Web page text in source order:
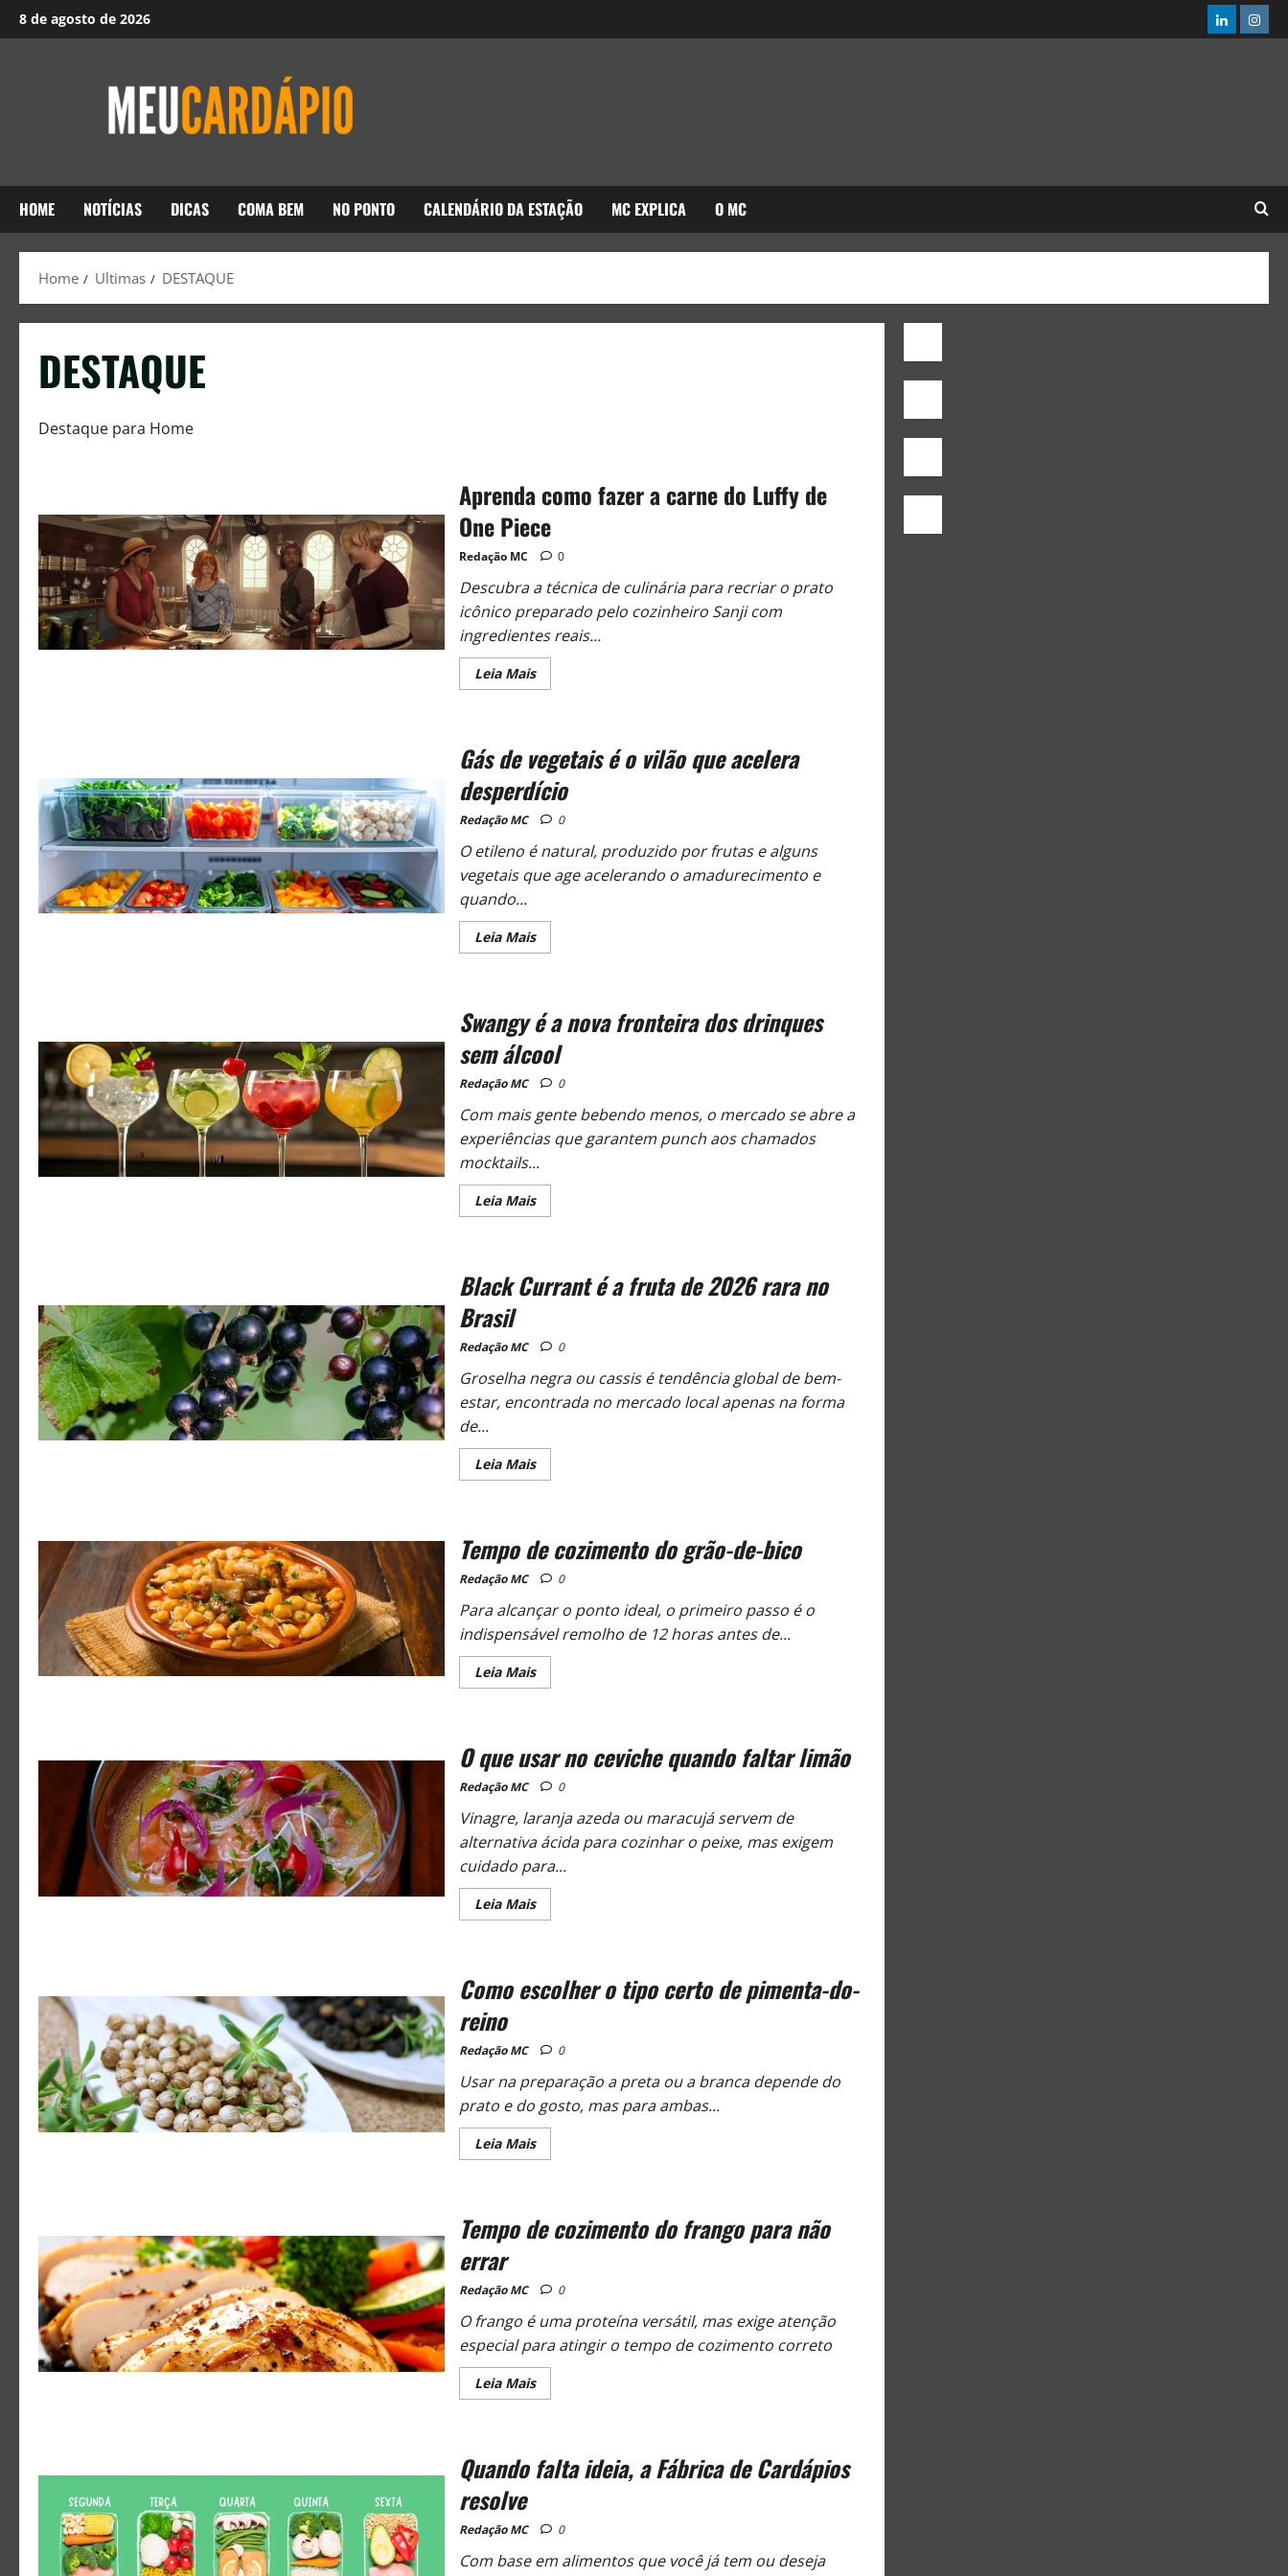
8 de agosto de 2026
HOME NOTÍCIAS DICAS COMA BEM NO PONTO CALENDÁRIO DA ESTAÇÃO MC EXPLICA O MC
Home Ultimas DESTAQUE
DESTAQUE
Destaque para Home
Aprenda como fazer a carne do Luffy de
One Piece
Redação MC 0
Descubra a técnica de culinária para recriar o prato
icônico preparado pelo cozinheiro Sanji com
ingredientes reais...
Leia Mais
Gás de vegetais é o vilão que acelera
desperdício
Redação MC 0
O etileno é natural, produzido por frutas e alguns
vegetais que age acelerando o amadurecimento e
quando...
Leia Mais
Swangy é a nova fronteira dos drinques
sem álcool
Redação MC 0
Com mais gente bebendo menos, o mercado se abre a
experiências que garantem punch aos chamados
mocktails...
Leia Mais
Black Currant é a fruta de 2026 rara no
Brasil
Redação MC 0
Groselha negra ou cassis é tendência global de bem-
estar, encontrada no mercado local apenas na forma
de...
Leia Mais
Tempo de cozimento do grão-de-bico
Redação MC 0
Para alcançar o ponto ideal, o primeiro passo é o
indispensável remolho de 12 horas antes de...
Leia Mais
O que usar no ceviche quando faltar limão
Redação MC 0
Vinagre, laranja azeda ou maracujá servem de
alternativa ácida para cozinhar o peixe, mas exigem
cuidado para...
Leia Mais
Como escolher o tipo certo de pimenta-do-
reino
Redação MC 0
Usar na preparação a preta ou a branca depende do
prato e do gosto, mas para ambas...
Leia Mais
Tempo de cozimento do frango para não
errar
Redação MC 0
O frango é uma proteína versátil, mas exige atenção
especial para atingir o tempo de cozimento correto
Leia Mais
Quando falta ideia, a Fábrica de Cardápios
resolve
Redação MC 0
Com base em alimentos que você já tem ou deseja